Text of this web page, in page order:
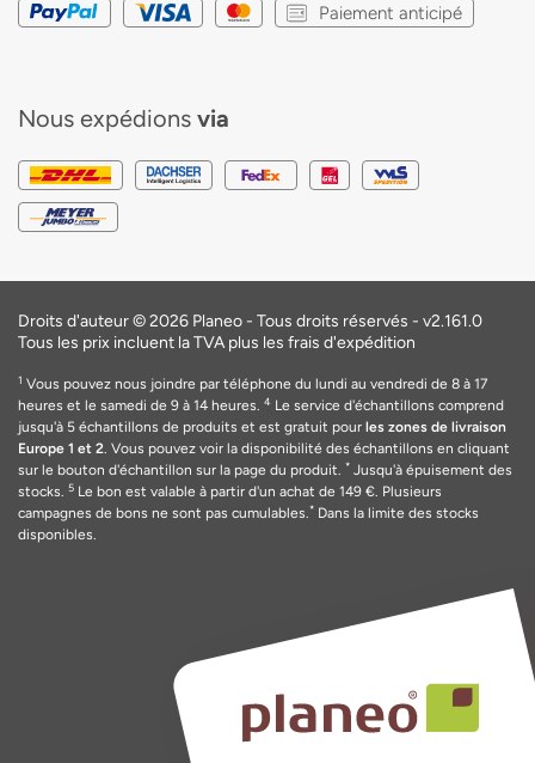
Paiement anticipé
Nous expédions via
Droits d'auteur © 2026 Planeo - Tous droits réservés - v2.161.0
Tous les prix incluent la TVA plus les frais d'expédition
1 Vous pouvez nous joindre par téléphone du lundi au vendredi de 8 à 17
heures et le samedi de 9 à 14 heures. 4 Le service d'échantillons comprend
jusqu'à 5 échantillons de produits et est gratuit pour les zones de livraison
Europe 1 et 2. Vous pouvez voir la disponibilité des échantillons en cliquant
sur le bouton d'échantillon sur la page du produit. * Jusqu'à épuisement des
stocks. 5 Le bon est valable à partir d'un achat de 149 €. Plusieurs
campagnes de bons ne sont pas cumulables.* Dans la limite des stocks
disponibles.